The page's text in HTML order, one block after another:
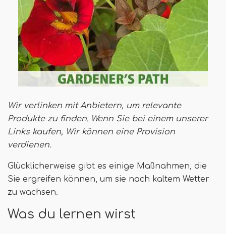
Wir verlinken mit Anbietern, um relevante
Produkte zu finden. Wenn Sie bei einem unserer
Links kaufen, Wir können eine Provision
verdienen.
Glücklicherweise gibt es einige Maßnahmen, die
Sie ergreifen können, um sie nach kaltem Wetter
zu wachsen.
Was du lernen wirst